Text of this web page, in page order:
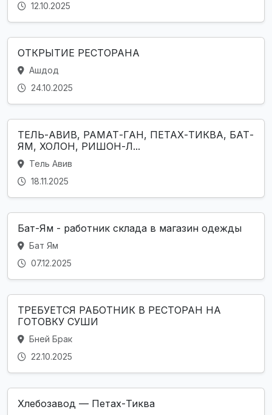
12.10.2025
ОТКРЫТИЕ РЕСТОРАНА
Ашдод
24.10.2025
ТЕЛЬ-АВИВ, РАМАТ-ГАН, ПЕТАХ-ТИКВА, БАТ-
ЯМ, ХОЛОН, РИШОН-Л...
Тель Авив
18.11.2025
Бат-Ям - работник склада в магазин одежды
Бат Ям
07.12.2025
ТРЕБУЕТСЯ РАБОТНИК В РЕСТОРАН НА
ГОТОВКУ СУШИ
Бней Брак
22.10.2025
Хлебозавод — Петах-Тиква